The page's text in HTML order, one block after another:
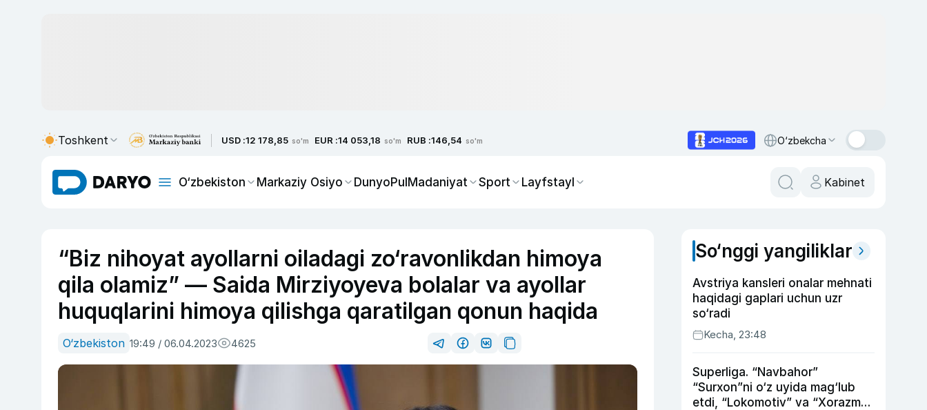
Toshkent USD :12 178,85 so'm EUR :14 053,18 so'm RUB :146,54 so'm O‘zbekcha
O‘zbekiston Markaziy Osiyo DunyoPulMadaniyat Sport Layfstayl Kabinet
“Biz nihoyat ayollarni oiladagi zo‘ravonlikdan himoya
qila olamiz” — Saida Mirziyoyeva bolalar va ayollar
huquqlarini himoya qilishga qaratilgan qonun haqida
O‘zbekiston 19:49 / 06.04.2023 4625
So‘nggi yangiliklar
Avstriya kansleri onalar mehnati
haqidagi gaplari uchun uzr
so‘radi
Kecha, 23:48
Superliga. “Navbahor”
“Surxon”ni o‘z uyida mag‘lub
etdi, “Lokomotiv” va “Xorazm”